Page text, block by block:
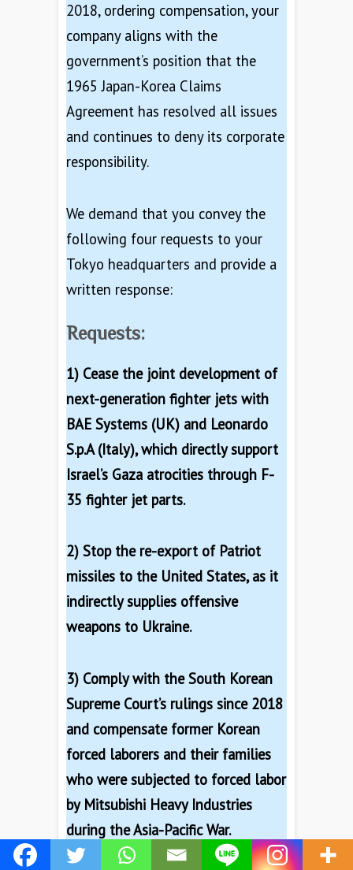
2018, ordering compensation, your
company aligns with the
government’s position that the
1965 Japan-Korea Claims
Agreement has resolved all issues
and continues to deny its corporate
responsibility.
We demand that you convey the
following four requests to your
Tokyo headquarters and provide a
written response:
Requests:
1) Cease the joint development of
next-generation fighter jets with
BAE Systems (UK) and Leonardo
S.p.A (Italy), which directly support
Israel’s Gaza atrocities through F-
35 fighter jet parts.
2) Stop the re-export of Patriot
missiles to the United States, as it
indirectly supplies offensive
weapons to Ukraine.
3) Comply with the South Korean
Supreme Court’s rulings since 2018
and compensate former Korean
forced laborers and their families
who were subjected to forced labor
by Mitsubishi Heavy Industries
during the Asia-Pacific War.